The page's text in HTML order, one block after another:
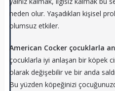
neden olur. Yaşadıkları kişisel
olumsuz etkiler.
American Cocker çocuklarla
çocuklarla iyi anlaşan bir köpek
olarak değişebilir ve bir anda
Bu yüzden köpeğinizi